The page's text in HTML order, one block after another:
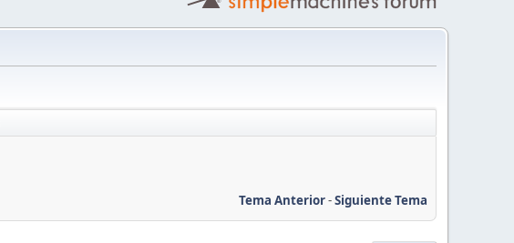
Tema Anterior-Siguiente Tema